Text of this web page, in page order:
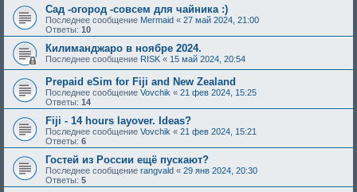
Сад -огород -совсем для чайника :)
Последнее сообщение Mermaid « 27 май 2024, 21:00
Ответы: 10
Килиманджаро в ноябре 2024.
Последнее сообщение RISK « 15 май 2024, 20:54
Prepaid eSim for Fiji and New Zealand
Последнее сообщение Vovchik « 21 фев 2024, 15:25
Ответы: 14
Fiji - 14 hours layover. Ideas?
Последнее сообщение Vovchik « 21 фев 2024, 15:21
Ответы: 6
Гостей из России ещё пускают?
Последнее сообщение rangvald « 29 янв 2024, 20:30
Ответы: 5